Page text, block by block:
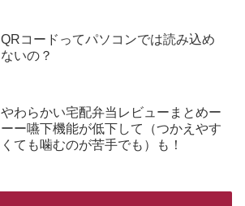
QRコードってパソコンでは読み込め
ないの？
やわらかい宅配弁当レビューまとめー
ーー嚥下機能が低下して（つかえやす
くても噛むのが苦手でも）も！